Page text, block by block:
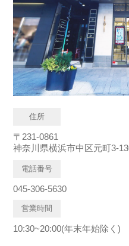
住所
〒231-0861
神奈川県横浜市中区元町3-
電話番号
045-306-5630
営業時間
10:30~20:00(年末年始除く)